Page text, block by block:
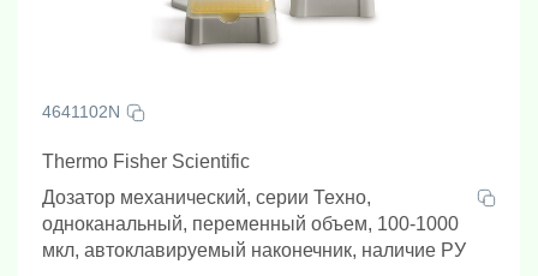
4641102N
Thermo Fisher Scientific
Дозатор механический, серии Техно,
одноканальный, переменный объем, 100-1000
мкл, автоклавируемый наконечник, наличие РУ